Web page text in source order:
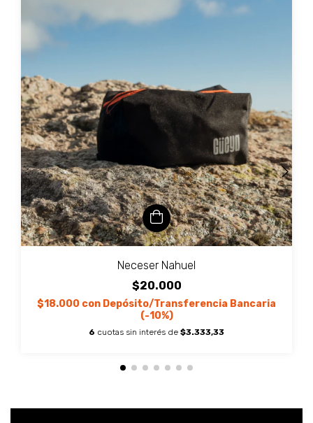
Neceser Nahuel
$20.000
$18.000 con Depósito/Transferencia Bancaria
(-10%)
6 cuotas sin interés de $3.333,33